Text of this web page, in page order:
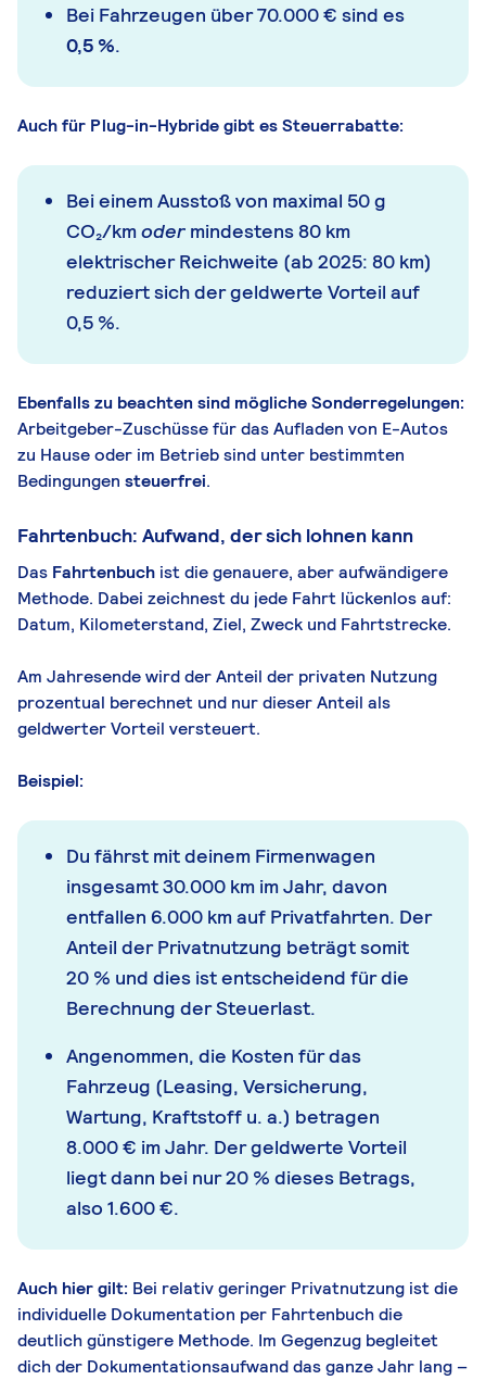
Bei Fahrzeugen über 70.000 € sind es
0,5 %.
Auch für Plug-in-Hybride gibt es Steuerrabatte:
Bei einem Ausstoß von maximal 50 g
CO₂/kmodermindestens 80 km
elektrischer Reichweite (ab 2025: 80 km)
reduziert sich der geldwerte Vorteil auf
0,5 %.
Ebenfalls zu beachten sind mögliche Sonderregelungen:
Arbeitgeber-Zuschüsse für das Aufladen von E-Autos
zu Hause oder im Betrieb sind unter bestimmten
Bedingungen steuerfrei.
Fahrtenbuch: Aufwand, der sich lohnen kann
Das Fahrtenbuch ist die genauere, aber aufwändigere
Methode. Dabei zeichnest du jede Fahrt lückenlos auf:
Datum, Kilometerstand, Ziel, Zweck und Fahrtstrecke.
Am Jahresende wird der Anteil der privaten Nutzung
prozentual berechnet und nur dieser Anteil als
geldwerter Vorteil versteuert.
Beispiel:
Du fährst mit deinem Firmenwagen
insgesamt 30.000 km im Jahr, davon
entfallen 6.000 km auf Privatfahrten. Der
Anteil der Privatnutzung beträgt somit
20 % und dies ist entscheidend für die
Berechnung der Steuerlast.
Angenommen, die Kosten für das
Fahrzeug (Leasing, Versicherung,
Wartung, Kraftstoff u. a.) betragen
8.000 € im Jahr. Der geldwerte Vorteil
liegt dann bei nur 20 % dieses Betrags,
also 1.600 €.
Auch hier gilt: Bei relativ geringer Privatnutzung ist die
individuelle Dokumentation per Fahrtenbuch die
deutlich günstigere Methode. Im Gegenzug begleitet
dich der Dokumentationsaufwand das ganze Jahr lang –